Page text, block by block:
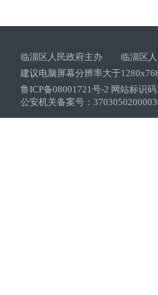
临淄区人民政府主办 临淄区人
建议电脑屏幕分辨率大于
鲁ICP备08001721号-2 网站标识
公安机关备案号：